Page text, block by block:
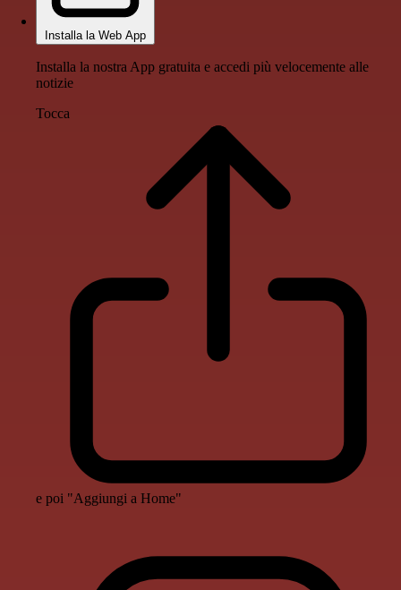
Installa la Web App
Installa la nostra App gratuita e accedi più velocemente alle
notizie
Tocca
e poi "Aggiungi a Home"